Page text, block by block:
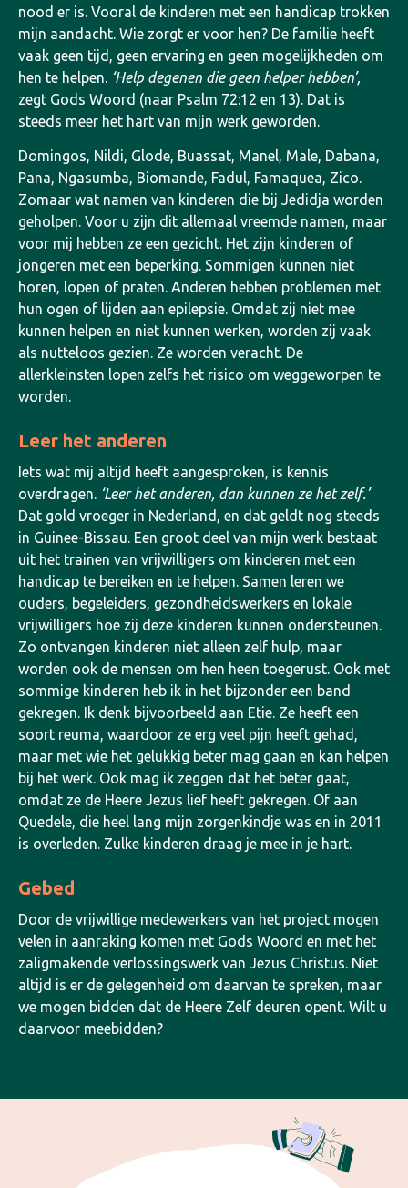
nood er is. Vooral de kinderen met een handicap trokken
mijn aandacht. Wie zorgt er voor hen? De familie heeft
vaak geen tijd, geen ervaring en geen mogelijkheden om
hen te helpen. ‘Help degenen die geen helper hebben’,
zegt Gods Woord (naar Psalm 72:12 en 13). Dat is
steeds meer het hart van mijn werk geworden.
Domingos, Nildi, Glode, Buassat, Manel, Male, Dabana,
Pana, Ngasumba, Biomande, Fadul, Famaquea, Zico.
Zomaar wat namen van kinderen die bij Jedidja worden
geholpen. Voor u zijn dit allemaal vreemde namen, maar
voor mij hebben ze een gezicht. Het zijn kinderen of
jongeren met een beperking. Sommigen kunnen niet
horen, lopen of praten. Anderen hebben problemen met
hun ogen of lijden aan epilepsie. Omdat zij niet mee
kunnen helpen en niet kunnen werken, worden zij vaak
als nutteloos gezien. Ze worden veracht. De
allerkleinsten lopen zelfs het risico om weggeworpen te
worden.
Leer het anderen
Iets wat mij altijd heeft aangesproken, is kennis
overdragen. ‘Leer het anderen, dan kunnen ze het zelf.’
Dat gold vroeger in Nederland, en dat geldt nog steeds
in Guinee-Bissau. Een groot deel van mijn werk bestaat
uit het trainen van vrijwilligers om kinderen met een
handicap te bereiken en te helpen. Samen leren we
ouders, begeleiders, gezondheidswerkers en lokale
vrijwilligers hoe zij deze kinderen kunnen ondersteunen.
Zo ontvangen kinderen niet alleen zelf hulp, maar
worden ook de mensen om hen heen toegerust. Ook met
sommige kinderen heb ik in het bijzonder een band
gekregen. Ik denk bijvoorbeeld aan Etie. Ze heeft een
soort reuma, waardoor ze erg veel pijn heeft gehad,
maar met wie het gelukkig beter mag gaan en kan helpen
bij het werk. Ook mag ik zeggen dat het beter gaat,
omdat ze de Heere Jezus lief heeft gekregen. Of aan
Quedele, die heel lang mijn zorgenkindje was en in 2011
is overleden. Zulke kinderen draag je mee in je hart.
Gebed
Door de vrijwillige medewerkers van het project mogen
velen in aanraking komen met Gods Woord en met het
zaligmakende verlossingswerk van Jezus Christus. Niet
altijd is er de gelegenheid om daarvan te spreken, maar
we mogen bidden dat de Heere Zelf deuren opent. Wilt u
daarvoor meebidden?